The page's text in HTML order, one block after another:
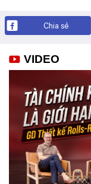
Chia sẻ
VIDEO